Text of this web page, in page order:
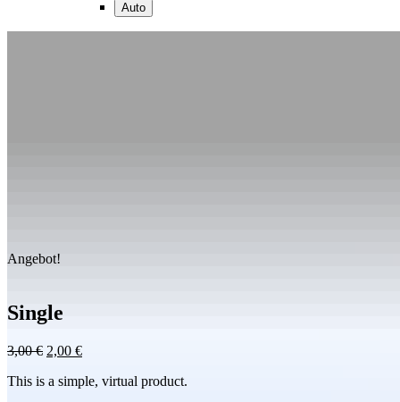
Auto
Angebot!
Single
3,00€ Ursprünglicher
war:
2,00 €Aktueller
ist:
This is a simple, virtual product.